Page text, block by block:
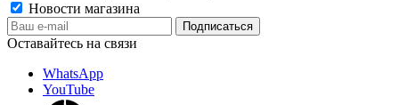
Новости магазина
Оставайтесь на связи
WhatsApp
YouTube